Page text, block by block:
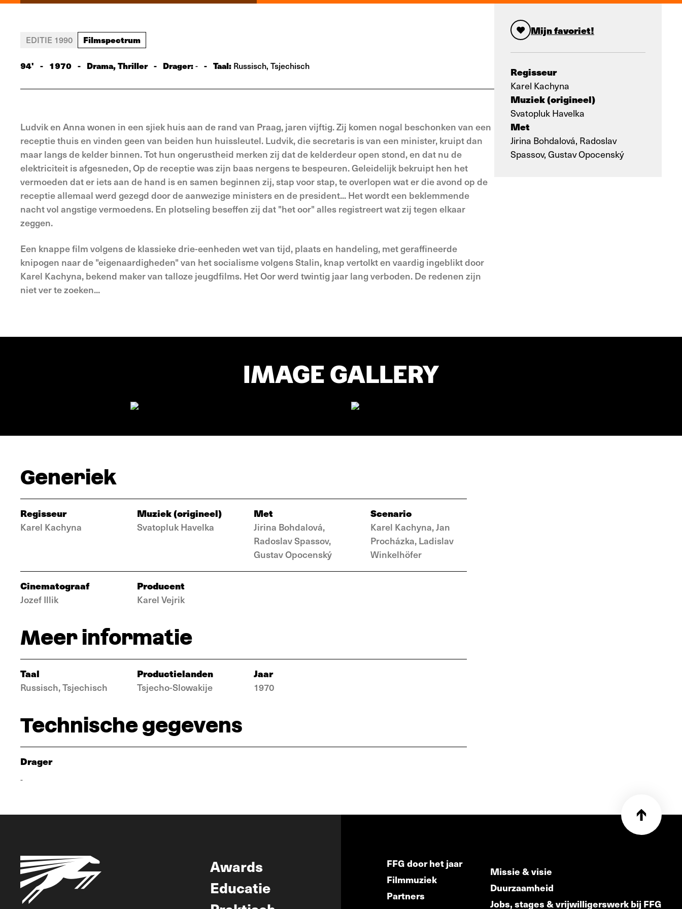
Mijn favoriet!
Regisseur
Karel Kachyna
Muziek (origineel)
Svatopluk Havelka
Met
Jirina Bohdalová, Radoslav
Spassov, Gustav Opocenský
EDITIE 1990 Filmspectrum
94' - 1970 - Drama, Thriller - Drager:- - Taal: Russisch, Tsjechisch
Ludvik en Anna wonen in een sjiek huis aan de rand van Praag, jaren vijftig. Zij komen nogal beschonken van een
recep­tie thuis en vinden geen van beiden hun huissleutel. Ludvik, die secretaris is van een minister, kruipt dan
maar langs de kelder binnen. Tot hun ongerustheid merken zij dat de kelderdeur open stond, en dat nu de
elektriciteit is afgesneden, Op de receptie was zijn baas nergens te bespeuren. Geleidelijk bekruipt hen het
vermoeden dat er iets aan de hand is en samen beginnen zij, stap voor stap, te overlopen wat er die avond op de
receptie allemaal werd gezegd door de aanwezige ministers en de president... Het wordt een beklemmende
nacht vol angstige vermoedens. En plotseling beseffen zij dat "het oor" alles registreert wat zij tegen elkaar
zeggen.
Een knappe film volgens de klassieke drie-eenheden wet van tijd, plaats en handeling, met geraffineerde
knipogen naar de "eigenaardigheden" van het socialisme volgens Stalin, knap vertolkt en vaardig ingeblikt door
Karel Kachyna, bekend maker van talloze jeugdfilms. Het Oor werd twintig jaar lang verboden. De redenen zijn
niet ver te zoeken...
IMAGE GALLERY
Generiek
Regisseur
Karel Kachyna
Muziek (origineel)
Svatopluk Havelka
Met
Jirina Bohdalová,
Radoslav Spassov,
Gustav Opocenský
Scenario
Karel Kachyna, Jan
Procházka, Ladislav
Winkelhöfer
Cinematograaf
Jozef Illik
Producent
Karel Vejrik
Meer informatie
Taal
Russisch, Tsjechisch
Productielanden
Tsjecho-Slowakije
Jaar
1970
Technische gegevens
Drager
-
Awards
Educatie
FFG door het jaar
Filmmuziek
Partners
Missie & visie
Duurzaamheid
Jobs, stages & vrijwilligerswerk bij FFG